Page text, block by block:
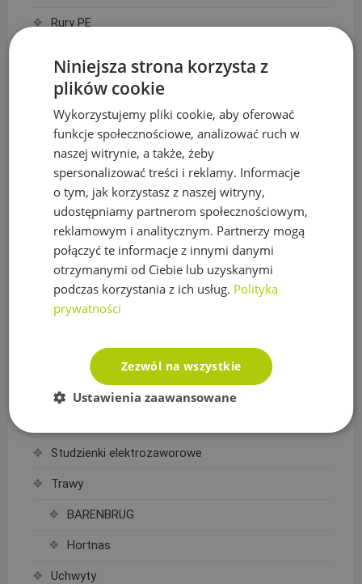
Rury PE
Akcesoria do siatek
Siatka na krety
Sterowanie nawadnianiem
Czujniki, wyłączniki nawadniania
Elektrozawory
Moduły WIFI
Przewody sterownicze
Sterowniki Nawadniania
Sterowniki Hunter
Sterowniki Rain Bird
Studzienki elektrozaworowe
Trawy
BARENBRUG
Hortnas
Uchwyty
Niniejsza strona korzysta z
plików cookie
Wykorzystujemy pliki cookie, aby oferować
funkcje społecznościowe, analizować ruch w
naszej witrynie, a także, żeby
spersonalizować treści i reklamy. Informacje
o tym, jak korzystasz z naszej witryny,
udostępniamy partnerom społecznościowym,
reklamowym i analitycznym. Partnerzy mogą
połączyć te informacje z innymi danymi
otrzymanymi od Ciebie lub uzyskanymi
podczas korzystania z ich usług. Polityka
prywatności
Zezwól na wszystkie
Ustawienia zaawansowane